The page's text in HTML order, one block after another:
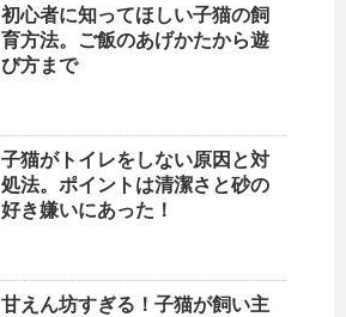
初心者に知ってほしい子猫の飼
育方法。ご飯のあげかたから遊
び方まで
子猫がトイレをしない原因と対
処法。ポイントは清潔さと砂の
好き嫌いにあった！
甘えん坊すぎる！子猫が飼い主